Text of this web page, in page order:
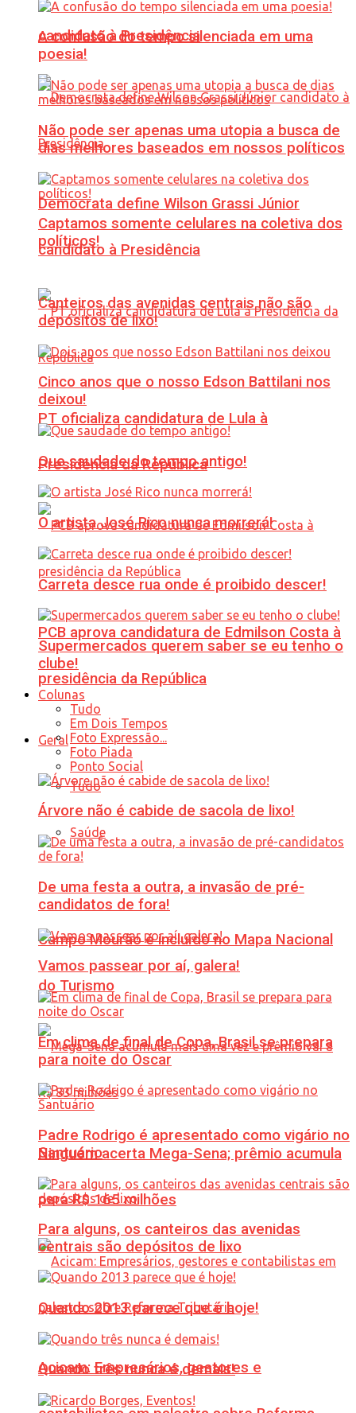
candidato à Presidência
Democrata define Wilson Grassi Júnior
candidato à Presidência
PT oficializa candidatura de Lula à
Presidência da República
PCB aprova candidatura de Edmilson Costa à
presidência da República
Geral
Tudo
Saúde
Campo Mourão é incluído no Mapa Nacional
do Turismo
Ninguém acerta Mega-Sena; prêmio acumula
para R$ 165 milhões
Acicam: Empresários, gestores e
A confusão do tempo silenciada em uma
poesia!
Não pode ser apenas uma utopia a busca de
dias melhores baseados em nossos políticos
Captamos somente celulares na coletiva dos
políticos!
Canteiros das avenidas centrais não são
depósitos de lixo!
Cinco anos que o nosso Edson Battilani nos
deixou!
Que saudade do tempo antigo!
O artista José Rico nunca morrerá!
Carreta desce rua onde é proibido descer!
Supermercados querem saber se eu tenho o
clube!
Colunas
Tudo
Em Dois Tempos
Foto Expressão...
Foto Piada
Ponto Social
Árvore não é cabide de sacola de lixo!
De uma festa a outra, a invasão de pré-
candidatos de fora!
Vamos passear por aí, galera!
Em clima de final de Copa, Brasil se prepara
para noite do Oscar
Padre Rodrigo é apresentado como vigário no
Santuário
Para alguns, os canteiros das avenidas
centrais são depósitos de lixo
Quando 2013 parece que é hoje!
Quando três nunca é demais!